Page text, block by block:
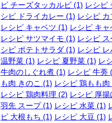
ピ チーズタッカルビ (1) レシピ
シピ ドライカレー (1) レシピ
レシピ キャベツ (1) レシピ キ
レシピ サツマイモ (1) レシピ
シピ ポテトサラダ (1) レシピ
温野菜 (1) レシピ 夏野菜 (1) レ
牛肉のしぐれ煮 (1) レシピ 牛蒡
も肉 きのこ (1) レシピ 鶏もも
レシピ 鶏肉料理 (2) レシピ 厚揚
羽先 スープ (1) レシピ 水菜 (1)
ピ 大根もち (1) レシピ 大豆 (1)